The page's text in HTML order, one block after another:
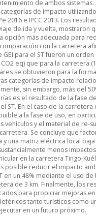
de ambos sistemas.
de impacto
2016 e IPCC 2013. Los
de ida y vuelta, mostraron
opción más adecuada para
con la carretera
GEI para el ST fueron un
eq) que para la carretera
se obtuvieron para la
categorías de impacto
sin embargo, más del
es el resultado de la fase
ST. En el caso de la carretera
a la fase de uso, en
vehículos y el material de re-
Se concluye que
y una matriz eléctrica local
menos
en la carretera Tingo-
posible reducir el impacto
en un 48% mediante el uso
de 3 km. Finalmente, los
para propiciar mejoras
tanto turísticos como
en un futuro próximo.